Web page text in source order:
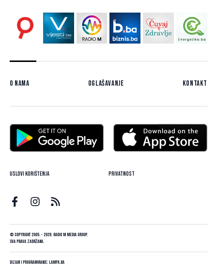
O nama Oglašavanje Kontakt
Uslovi korištenja Privatnost
© Copyright 2005. - 2026. Radio M Media Group.
Sva prava zadržana.
Dizajn i programiranje:Lampa.ba